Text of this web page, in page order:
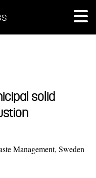
solid
Management, Sweden